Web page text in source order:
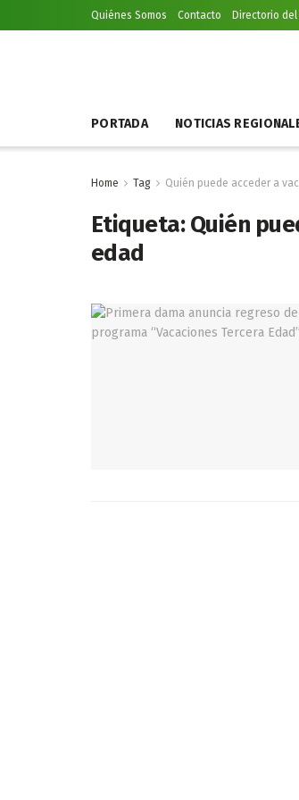
Quiénes Somos Contacto Directorio del
PORTADA NOTICIAS
Home Tag Quién puede acceder a
Etiqueta:Quién
edad